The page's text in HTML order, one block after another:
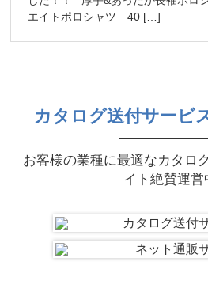
エイトポロシャツ 40 […]
カタログ送付サービ
お客様の業種に最適なカタロ
イト絶賛運営